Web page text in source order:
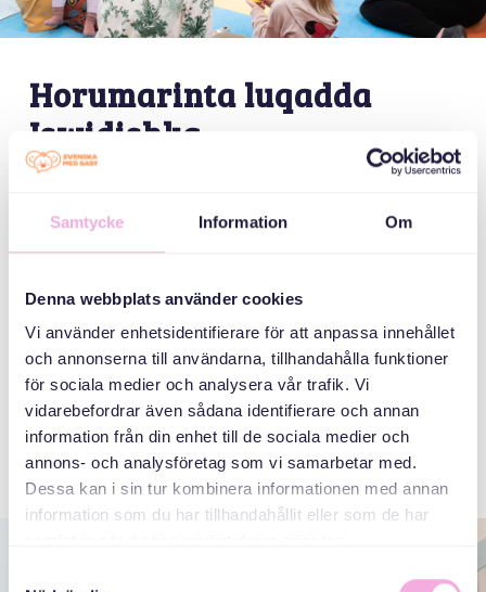
Samtycke Information Om
Denna webbplats använder cookies
Vi använder enhetsidentifierare för att anpassa innehållet
och annonserna till användarna, tillhandahålla funktioner
för sociala medier och analysera vår trafik. Vi
vidarebefordrar även sådana identifierare och annan
information från din enhet till de sociala medier och
annons- och analysföretag som vi samarbetar med.
Dessa kan i sin tur kombinera informationen med annan
information som du har tillhandahållit eller som de har
Horumarinta luqadda
Iswidishka
ciyaar leh iyada oo la sheekeysto mowduucyo kala duwan
inta lagu jiro kulamadeena. Waxa kale oo ay sii socotaa inta
Svenska med baby waxa loo habeeyey kooxaha luuqadaha
badan ku hadla, kaas oo siinaya carruurta iyo waalidiinta
aan aqoonta Iswidhishka fursad u siin inay ka qaybgalaan
kuna dhaqmaan luqadda. Hababkayada loo wada dhan
yahay ayaa siiya waalidiinta ajaanibka ku dhashay fursad
ay ku kasbadaan saaxiibo cusub oo ay ku bartaan luqadda
xitaa meelo ka baxsan goobaha shirarka.